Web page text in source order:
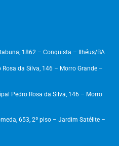
1862 – Conquista – Ilhéus/BA
da Silva, 146 – Morro Grande –
Pedro Rosa da Silva, 146 – Morro
653, 2º piso – Jardim Satélite –